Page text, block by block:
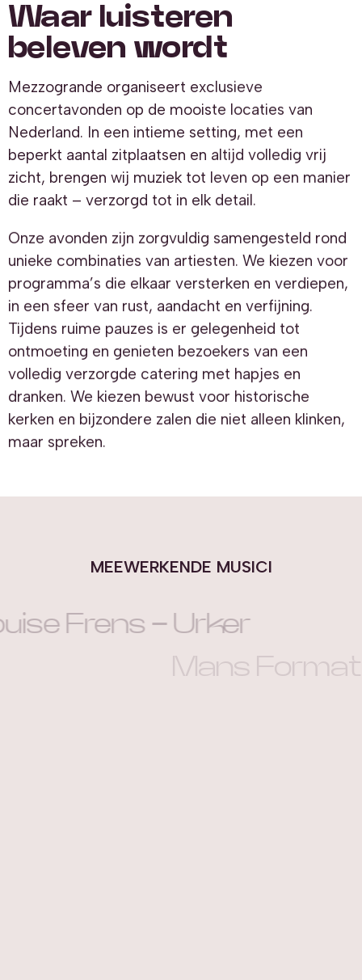
Waar luisteren
beleven wordt
Mezzogrande organiseert exclusieve
concertavonden op de mooiste locaties van
Nederland. In een intieme setting, met een
beperkt aantal zitplaatsen en altijd volledig vrij
zicht, brengen wij muziek tot leven op een manier
die raakt – verzorgd tot in elk detail.
Onze avonden zijn zorgvuldig samengesteld rond
unieke combinaties van artiesten. We kiezen voor
programma’s die elkaar versterken en verdiepen,
in een sfeer van rust, aandacht en verfijning.
Tijdens ruime pauzes is er gelegenheid tot
ontmoeting en genieten bezoekers van een
volledig verzorgde catering met hapjes en
dranken. We kiezen bewust voor historische
kerken en bijzondere zalen die niet alleen klinken,
maar spreken.
MEEWERKENDE MUSICI
Frens - Urker
Mans